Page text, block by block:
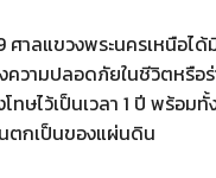
าลแขวงพระนครเหนือไ
วามปลอดภัยในชีวิตหรือ
ทษไว้เป็นเวลา 1 ปี พร้อ
ตกเป็นของแผ่นดิน